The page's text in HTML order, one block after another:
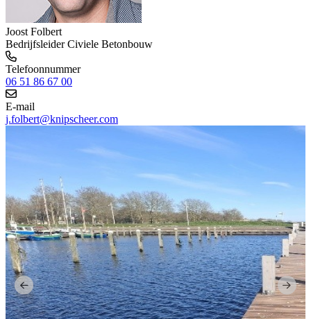
Joost Folbert
Bedrijfsleider Civiele Betonbouw
Telefoonnummer
06 51 86 67 00
E-mail
j.folbert@knipscheer.com